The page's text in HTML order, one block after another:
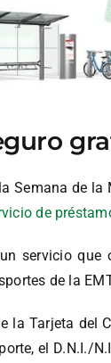
Semana de
de
servicio que
de la
la Tarjeta del
el D.N.I./